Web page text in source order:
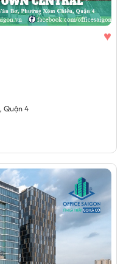
♥
, Quận 4